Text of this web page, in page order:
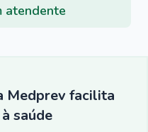
atendente
Medprev facilita
saúde